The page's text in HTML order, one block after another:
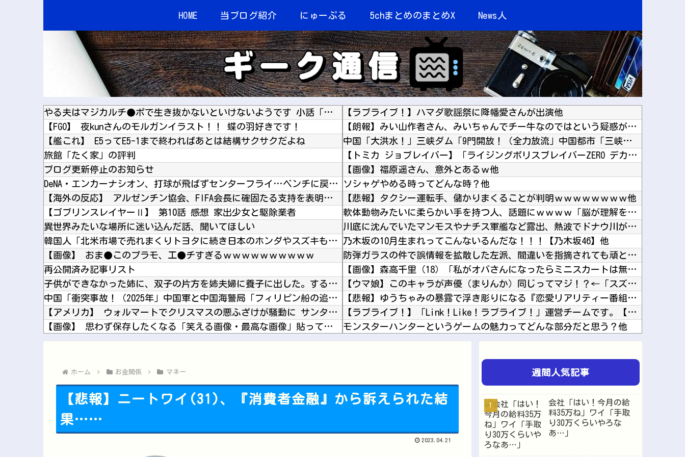
HOME 当ブログ紹介 にゅーぷる 5chまとめのまとめX News人
やる夫はマジカルチ●ポで生き抜かないといけないようです 小話「実際の感度」
【FGO】 夜kunさんのモルガンイラスト！！ 蝶の羽好きです！
【艦これ】 E5ってE5-1まで終わればあとは結構サクサクだよね
旅館「たく家」の評判
ブログ更新停止のお知らせ
DeNA・エンカーナシオン、打球が飛ばずセンターフライ…ベンチに戻って腕立て5回！肉体強化
【海外の反応】 アルゼンチン協会、FIFA会長に確固たる支持を表明「隠す気もないんだなｗ」
【ゴブリンスレイヤーⅡ】 第10話 感想 家出少女と駆除業者
異世界みたいな場所に迷い込んだ話、聞いてほしい
韓国人「北米市場で売れまくりトヨタに続き日本のホンダやスズキも今年第2四半期に大幅な黒字を...
【画像】 おま●このプラモ、工●チすぎるｗｗｗｗｗｗｗｗｗｗ
再公開済み記事リスト
子供ができなかった姉に、双子の片方を姉夫婦に養子に出した。すると、養子に出した子がすごく礼...
中国「衝突事故！（2025年」中国軍と中国海警局「フィリピン船の追跡中に衝突！（8/11」...
【アメリカ】 ウォルマートでクリスマスの悪ふざけが騒動に サンタ姿のTikTokerに客が...
【画像】 思わず保存したくなる「笑える画像・最高な画像」貼っていけｗｗｗｗｗ
【櫻坂46】 流出... これもう付き合ってるだろ
【ラブライブ！】ハマダ歌謡祭に降幡愛さんが出演他
【朗報】みい山作者さん、みいちゃんでチー牛なのではという疑惑が生まれるｗｗｗｗｗｗｗｗｗｗ...
中国「大洪水！」三峡ダム「9門開放！（全力放流」中国都市「三峡沿線の道路水没」中国政府「高...
【トミカ ジョブレイバー】「ライジングポリスブレイバーZERO デカライドアーマー 黒バイ...
【画像】福原遥さん、意外とあるｗ他
ソシャゲやめる時ってどんな時？他
【悲報】タクシー運転手、儲かりまくることが判明ｗｗｗｗｗｗｗｗ他
軟体動物みたいに柔らかい手を持つ人、話題にｗｗｗｗ「脳が理解を拒む」「ミギー」他
川底に沈んでいたマンモスやナチス軍艦など露出、熱波でドナウ川が歴史的渇水！他
乃木坂の10月生まれってこんないるんだな！！！【乃木坂46】他
防弾ガラスの件で誤情報を拡散した左派、間違いを指摘されても頑として認めなかった結果……他
【画像】森高千里（18）「私がオバさんになったらミニスカートは無理よ」→現在ｗｗｗｗ他
【ウマ娘】このキャラが声優（まりんか）同じってマジ！？←「スズカさんみたいな演技の方がレア...
【悲報】ゆうちゃみの暴露で浮き彫りになる『恋愛リアリティー番組』の裏側がヤバイ・・・・・他
【ラブライブ！】「Link！Like！ラブライブ！」運営チームです。【蓮ノ空】他
モンスターハンターというゲームの魅力ってどんな部分だと思う？他
【ニュース】日本共産党の街宣車、ほんと碌でもないな他
【にじ甲2026】そういや前から謎に思ってたんやがなんでマドロックなんてアナウンス入ってた...
【正論】ホリエモン、移民受け入れ反対派にブチギレ→スタジオ誰も反論できず沈黙他
ドラクエのゼシカとかいう人気キャラｗｗｗｗ他
ホーム お金関係 マネー
【悲報】ニートワイ(31)、『消費者金融』から訴えられた結
果……
2023.04.21
週間人気記事
会社「はい！今月の給
料35万ね」ワイ「手取
り30万くらいやろな
あ…」